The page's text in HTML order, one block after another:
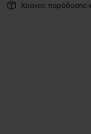
Χρόνος παράδοσης